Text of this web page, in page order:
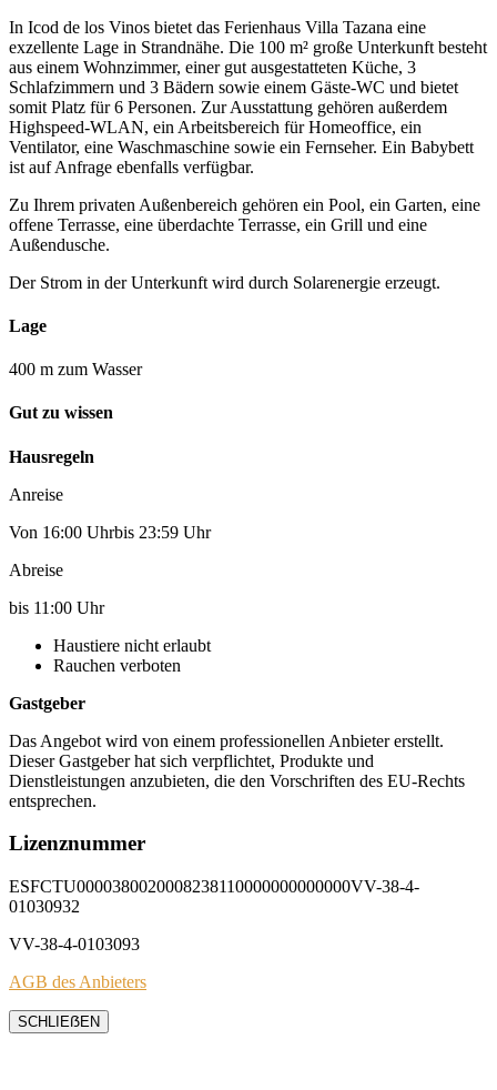
In Icod de los Vinos bietet das Ferienhaus Villa Tazana eine
exzellente Lage in Strandnähe. Die 100 m² große Unterkunft besteht
aus einem Wohnzimmer, einer gut ausgestatteten Küche, 3
Schlafzimmern und 3 Bädern sowie einem Gäste-WC und bietet
somit Platz für 6 Personen. Zur Ausstattung gehören außerdem
Highspeed-WLAN, ein Arbeitsbereich für Homeoffice, ein
Ventilator, eine Waschmaschine sowie ein Fernseher. Ein Babybett
ist auf Anfrage ebenfalls verfügbar.
Zu Ihrem privaten Außenbereich gehören ein Pool, ein Garten, eine
offene Terrasse, eine überdachte Terrasse, ein Grill und eine
Außendusche.
Der Strom in der Unterkunft wird durch Solarenergie erzeugt.
Lage
400 m zum Wasser
Gut zu wissen
Hausregeln
Anreise
Von 16:00 Uhrbis 23:59 Uhr
Abreise
bis 11:00 Uhr
Haustiere nicht erlaubt
Rauchen verboten
Gastgeber
Das Angebot wird von einem professionellen Anbieter erstellt.
Dieser Gastgeber hat sich verpflichtet, Produkte und
Dienstleistungen anzubieten, die den Vorschriften des EU-Rechts
entsprechen.
Lizenznummer
ESFCTU0000380020008238110000000000000VV-38-4-
01030932
VV-38-4-0103093
AGB des Anbieters
SCHLIEẞEN